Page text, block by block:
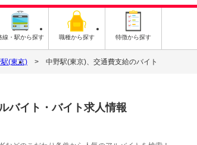
線・駅から探す 職種から探す 特徴から探す
(東京) 中野駅(東京)、交通費支給のバイト
バイト・バイト求人情報